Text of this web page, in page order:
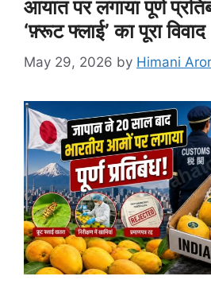
आयात पर लगाया पूर्ण
‘फ़्रूट फ्लाई’ का पूरा विवाद
May 29, 2026 by Himani